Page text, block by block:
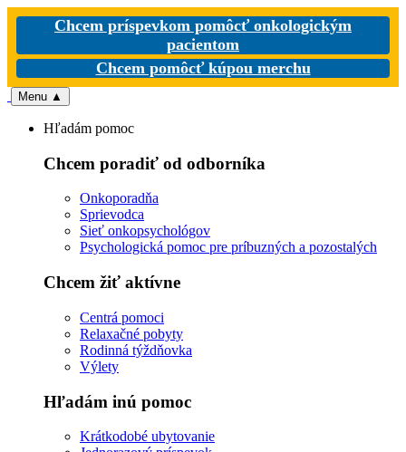
Chcem príspevkom pomôcť onkologickým
pacientom
Chcem pomôcť kúpou merchu
Menu ▲
Hľadám pomoc
Chcem poradiť od odborníka
Onkoporadňa
Sprievodca
Sieť onkopsychológov
Psychologická pomoc pre príbuzných a pozostalých
Chcem žiť aktívne
Centrá pomoci
Relaxačné pobyty
Rodinná týždňovka
Výlety
Hľadám inú pomoc
Krátkodobé ubytovanie